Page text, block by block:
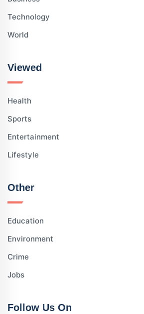
Technology
World
Viewed
Health
Sports
Entertainment
Lifestyle
Other
Education
Environment
Crime
Jobs
Follow Us On